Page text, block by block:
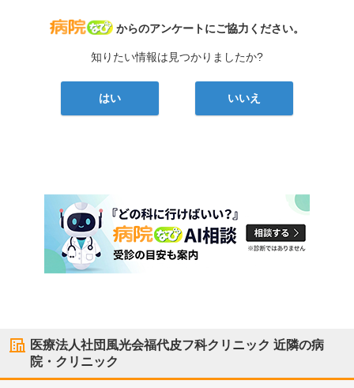
病院なび
からのアンケートにご協力ください。
知りたい情報は見つかりましたか?
はい いいえ
医療法人社団風光会福代皮フ科クリニック 近隣の病
院・クリニック